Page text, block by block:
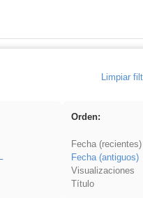
Limpiar
Orden:
Fecha (recientes)
Fecha (antiguos)
Visualizaciones
Título